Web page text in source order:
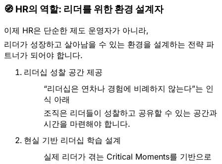
🧭 HR의 역할: 리더를 위한 환경 설계자
이제 HR은 단순한 제도 운영자가 아니라,
리더가 성장하고 살아남을 수 있는 환경을 설계하는 전략 파
트너가 되어야 합니다.
리더십 성찰 공간 제공
“리더십은 연차나 경험에 비례하지 않는다”는 인
식 아래
조직은 리더들이 성찰하고 공유할 수 있는 공간과
시간을 마련해야 합니다.
현실 기반 리더십 학습 설계
실제 리더가 겪는 Critical Moments를 기반으로